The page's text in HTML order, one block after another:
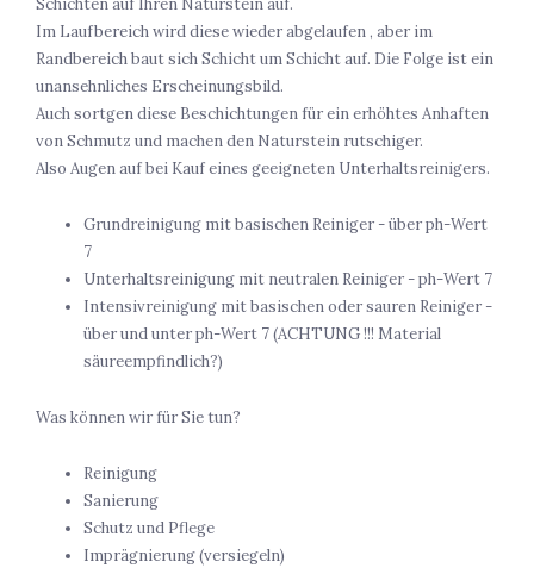
Schichten auf Ihren Naturstein auf.
Im Laufbereich wird diese wieder abgelaufen , aber im
Randbereich baut sich Schicht um Schicht auf. Die Folge ist ein
unansehnliches Erscheinungsbild.
Auch sortgen diese Beschichtungen für ein erhöhtes Anhaften
von Schmutz und machen den Naturstein rutschiger.
Also Augen auf bei Kauf eines geeigneten Unterhaltsreinigers.
Grundreinigung mit basischen Reiniger - über ph-Wert
7
Unterhaltsreinigung mit neutralen Reiniger - ph-Wert 7
Intensivreinigung mit basischen oder sauren Reiniger -
über und unter ph-Wert 7 (ACHTUNG !!! Material
säureempfindlich?)
Was können wir für Sie tun?
Reinigung
Sanierung
Schutz und Pflege
Imprägnierung (versiegeln)